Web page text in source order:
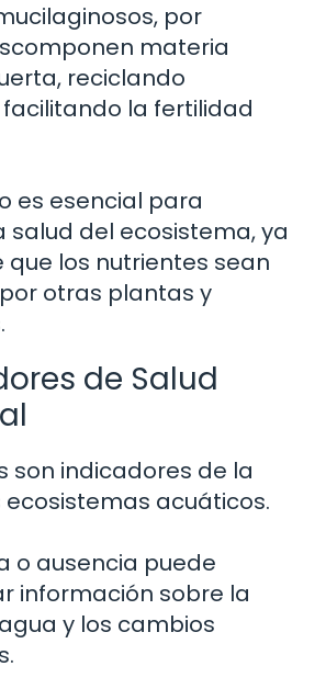
por
materia
reciclando
la fertilidad
es esencial para
salud del ecosistema, ya
los nutrientes sean
otras plantas y
de Salud
son indicadores de la
ecosistemas acuáticos.
o ausencia puede
información sobre la
y los cambios